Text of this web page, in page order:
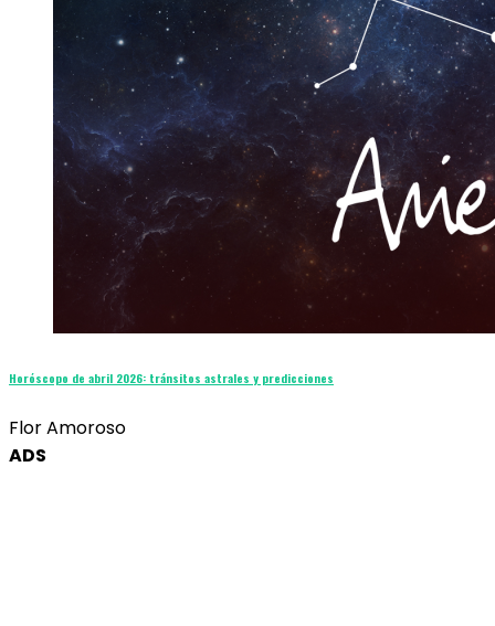
Horóscopo de abril 2026: tránsitos astrales y predicciones
Flor Amoroso
ADS